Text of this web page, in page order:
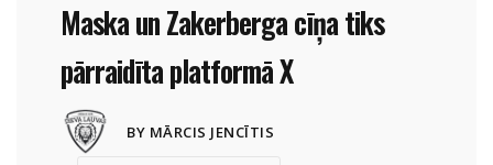
Maska un Zakerberga cīņa tiks
pārraidīta platformā X
BY MĀRCIS JENCĪTIS